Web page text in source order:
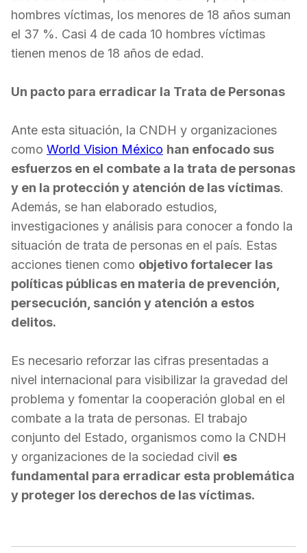
hombres víctimas, los menores de 18 años suman
el 37 %. Casi 4 de cada 10 hombres víctimas
tienen menos de 18 años de edad.
Un pacto para erradicar la Trata de Personas
Ante esta situación, la CNDH y organizaciones
como World Vision México han enfocado sus
esfuerzos en el combate a la trata de personas
y en la protección y atención de las víctimas.
Además, se han elaborado estudios,
investigaciones y análisis para conocer a fondo la
situación de trata de personas en el país. Estas
acciones tienen como objetivo fortalecer las
políticas públicas en materia de prevención,
persecución, sanción y atención a estos
delitos.
Es necesario reforzar las cifras presentadas a
nivel internacional para visibilizar la gravedad del
problema y fomentar la cooperación global en el
combate a la trata de personas. El trabajo
conjunto del Estado, organismos como la CNDH
y organizaciones de la sociedad civil es
fundamental para erradicar esta problemática
y proteger los derechos de las víctimas.